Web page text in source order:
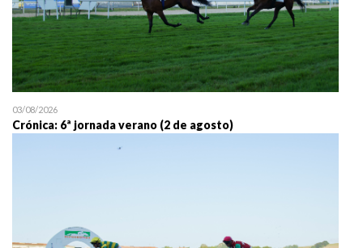
03/08/2026
Crónica: 6ª jornada verano (2 de agosto)